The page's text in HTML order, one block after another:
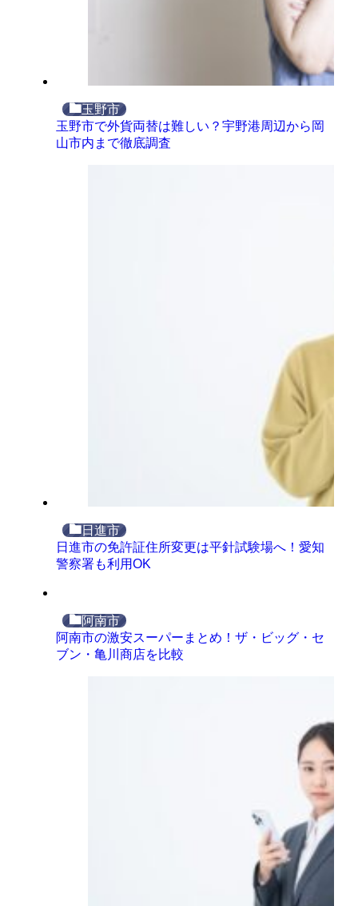
玉野市
玉野市で外貨両替は難しい？宇野港周辺から岡
山市内まで徹底調査
日進市
日進市の免許証住所変更は平針試験場へ！愛知
警察署も利用OK
阿南市
阿南市の激安スーパーまとめ！ザ・ビッグ・セ
ブン・亀川商店を比較